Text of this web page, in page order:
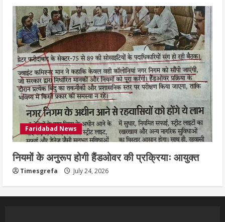
Faridabad News
नियमों के अनुरूप होगी हैंडओवर की प्रक्रियाः आयुक्त
Timesgrefa July 24, 2026